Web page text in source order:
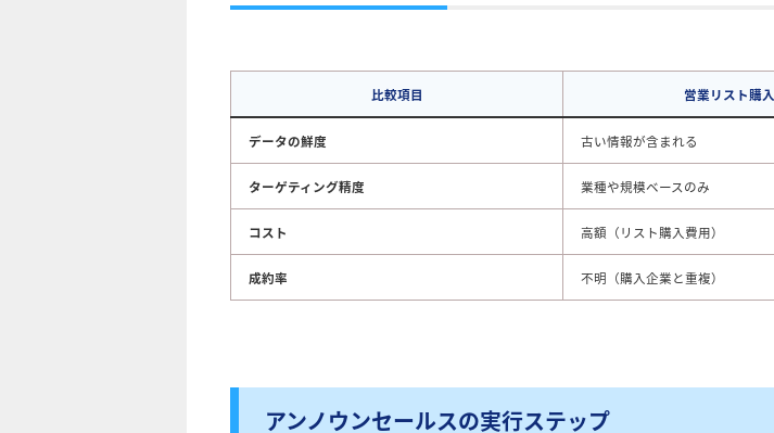
比較項目 営業リスト購入
データの鮮度 古い情報が含まれる
ターゲティング精度 業種や規模ベースのみ
コスト 高額（リスト購入費用）
成約率 不明（購入企業と重複）
アンノウンセールスの実行ステップ